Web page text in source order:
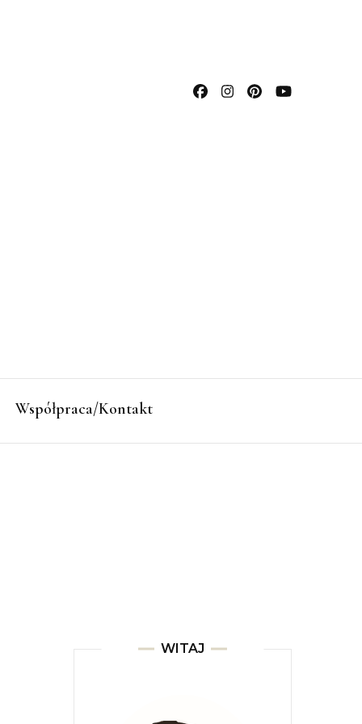
Współpraca/Kontakt
WITAJ